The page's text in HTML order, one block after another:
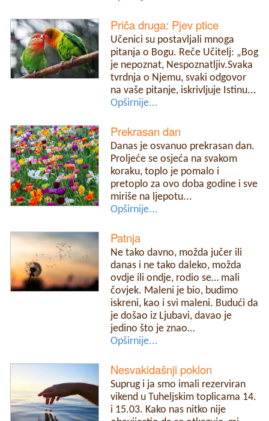
Priča druga: Pjev ptice
Učenici su postavljali mnoga
pitanja o Bogu. Reče Učitelj: „Bog
je nepoznat, Nespoznatljiv.Svaka
tvrdnja o Njemu, svaki odgovor
na vaše pitanje, iskrivljuje Istinu...
Opširnije...
Prekrasan dan
Danas je osvanuo prekrasan dan.
Proljeće se osjeća na svakom
koraku, toplo je pomalo i
pretoplo za ovo doba godine i sve
miriše na ljepotu...
Opširnije...
Patnja
Ne tako davno, možda jučer ili
danas i ne tako daleko, možda
ovdje ili ondje, rodio se… mali
čovjek. Maleni je bio, budimo
iskreni, kao i svi maleni. Budući da
je došao iz Ljubavi, davao je
jedino što je znao…
Opširnije...
Nesvakidašnji poklon
Suprug i ja smo imali rezerviran
vikend u Tuheljskim toplicama 14.
i 15.03. Kako nas nitko nije